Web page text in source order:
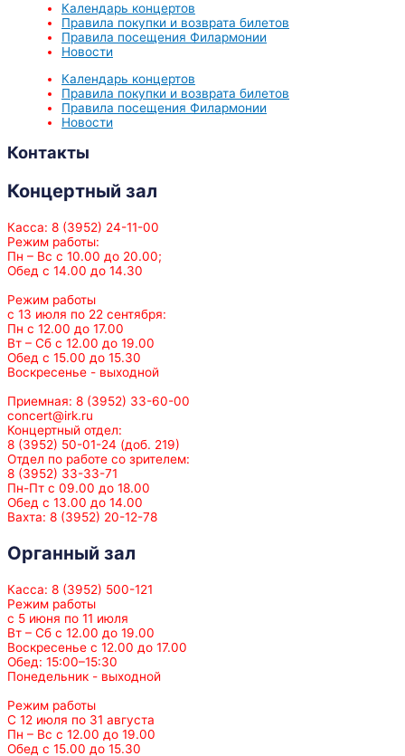
Календарь концертов
Правила покупки и возврата билетов
Правила посещения Филармонии
Новости
Календарь концертов
Правила покупки и возврата билетов
Правила посещения Филармонии
Новости
Контакты
Концертный зал
Касса: 8 (3952) 24-11-00
Режим работы:
Пн – Вс с 10.00 до 20.00;
Обед с 14.00 до 14.30
Режим работы
с 13 июля по 22 сентября:
Пн с 12.00 до 17.00
Вт – Сб с 12.00 до 19.00
Обед с 15.00 до 15.30
Воскресенье - выходной
Приемная: 8 (3952) 33-60-00
concert@irk.ru
Концертный отдел:
8 (3952) 50-01-24 (доб. 219)
Отдел по работе со зрителем:
8 (3952) 33-33-71
Пн-Пт с 09.00 до 18.00
Обед с 13.00 до 14.00
Вахта: 8 (3952) 20-12-78
Органный зал
Касса: 8 (3952) 500-121
Режим работы
с 5 июня по 11 июля
Вт – Сб с 12.00 до 19.00
Воскресенье с 12.00 до 17.00
Обед: 15:00–15:30
Понедельник - выходной
Режим работы
С 12 июля по 31 августа
Пн – Вс с 12.00 до 19.00
Обед с 15.00 до 15.30